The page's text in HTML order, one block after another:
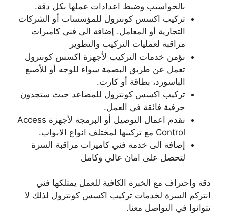
بالحواسيب وضبط اعدادات عملها بكل دقة.
تركيب اكسس كونترول للمؤسسات أو الشركات
التجارية أو المعامل. إضافة الى فني كاميرات
مراقبة لعمليات التركيب والتطوير
نؤمن خدمات التركيب لأجهزة اكسس كونترول
تعمل عن طريق البصمة سواء للوجه أو للأصبع
الباسورد، بطاقة أو كارت.
تركيب اكسس كونترول للمصاعد حيث ستجدون
حرفية فائقة في العمل.
نقدم اعمال التوصيل أو البرمجة لأجهزة Access
Control مع تركيبها لمختلف انواع الابواب.
إضافة الى خدمة فني كاميرات مراقبة السرة
لتحصل على امان عالي وكامل
دقة واحتراف مع الخبرة الكافية للعمل يمتلكها فني
انتركم السرة لخدمات تركيب اكسس كونترول لذلك لا
تتوانوا في التواصل معنا.